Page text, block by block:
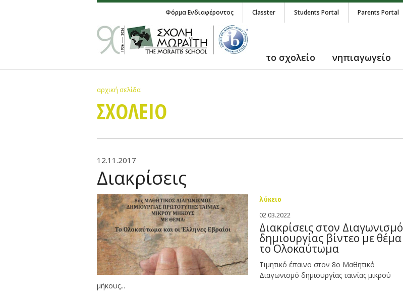
Φόρμα Ενδιαφέροντος Classter Students Portal Parents Portal
το σχολείο νηπιαγωγείο
αρχική σελίδα
ΣΧΟΛΕΙΟ
12.11.2017
Διακρίσεις
λύκειο
02.03.2022
Διακρίσεις στον Διαγωνισμό
δημιουργίας βίντεο με θέμα
το Ολοκαύτωμα
Τιμητικό έπαινο στον 8ο Μαθητικό
Διαγωνισμό δημιουργίας ταινίας μικρού
μήκους...